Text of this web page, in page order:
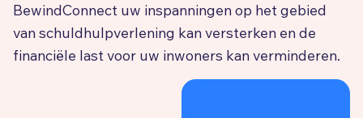
BewindConnect uw inspanningen op het gebied
van schuldhulpverlening kan versterken en de
financiële last voor uw inwoners kan verminderen.